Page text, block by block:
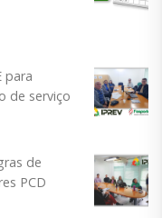
para
de serviço
de
PCD